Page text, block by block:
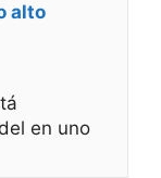
alto
en uno